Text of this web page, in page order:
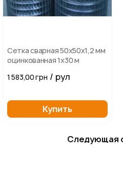
Сетка сварная 50х50х1,2 мм
оцинкованная 1х30 м
1 583,00 грн / рул
Купить
Следующая